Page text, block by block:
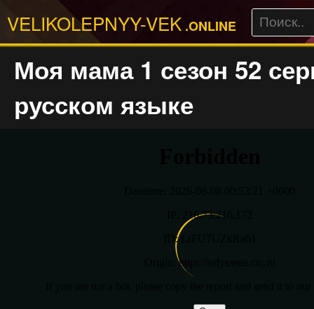
VELIKOLEPNYY-VEK .ONLINE
Моя мама 1 сезон 52
русском языке